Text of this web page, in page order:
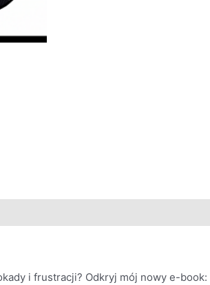
i frustracji? Odkryj mój nowy e-book: